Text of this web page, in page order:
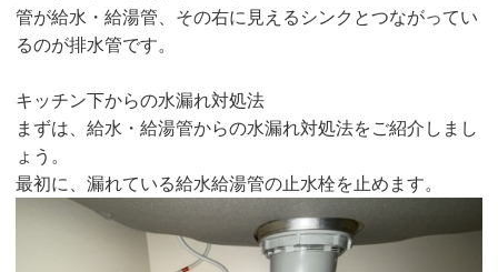
管が給水・給湯管、その右に見えるシンクとつながってい
るのが排水管です。
キッチン下からの水漏れ対処法
まずは、給水・給湯管からの水漏れ対処法をご紹介しまし
ょう。
最初に、漏れている給水給湯管の止水栓を止めます。